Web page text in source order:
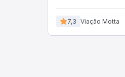
7,3 Viação Motta